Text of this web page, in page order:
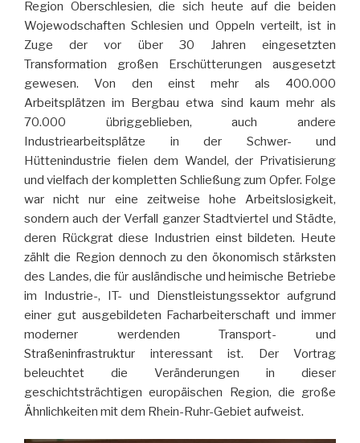
Region Oberschlesien, die sich heute auf die beiden
Wojewodschaften Schlesien und Oppeln verteilt, ist in
Zuge der vor über 30 Jahren eingesetzten
Transformation großen Erschütterungen ausgesetzt
gewesen. Von den einst mehr als 400.000
Arbeitsplätzen im Bergbau etwa sind kaum mehr als
70.000 übriggeblieben, auch andere
Industriearbeitsplätze in der Schwer- und
Hüttenindustrie fielen dem Wandel, der Privatisierung
und vielfach der kompletten Schließung zum Opfer. Folge
war nicht nur eine zeitweise hohe Arbeitslosigkeit,
sondern auch der Verfall ganzer Stadtviertel und Städte,
deren Rückgrat diese Industrien einst bildeten. Heute
zählt die Region dennoch zu den ökonomisch stärksten
des Landes, die für ausländische und heimische Betriebe
im Industrie-, IT- und Dienstleistungssektor aufgrund
einer gut ausgebildeten Facharbeiterschaft und immer
moderner werdenden Transport- und
Straßeninfrastruktur interessant ist. Der Vortrag
beleuchtet die Veränderungen in dieser
geschichtsträchtigen europäischen Region, die große
Ähnlichkeiten mit dem Rhein-Ruhr-Gebiet aufweist.